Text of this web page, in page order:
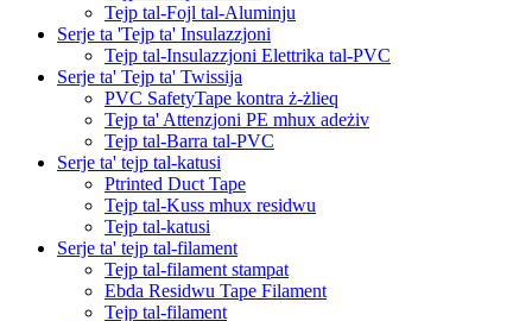
Tejp tal-Fojl tal-Aluminju
Serje ta 'Tejp ta' Insulazzjoni
Tejp tal-Insulazzjoni Elettrika tal-PVC
Serje ta' Tejp ta' Twissija
PVC SafetyTape kontra ż-żlieq
Tejp ta' Attenzjoni PE mhux adeżiv
Tejp tal-Barra tal-PVC
Serje ta' tejp tal-katusi
Ptrinted Duct Tape
Tejp tal-Kuss mhux residwu
Tejp tal-katusi
Serje ta' tejp tal-filament
Tejp tal-filament stampat
Ebda Residwu Tape Filament
Tejp tal-filament